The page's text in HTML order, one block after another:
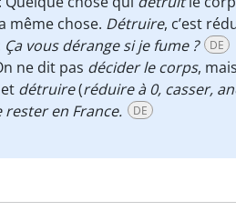
même chose. Détruire, c’est
Ça vous dérange si je fume ? DE
ne dit pas décider le corps, mais
détruire(réduire à 0, casser,
rester en France.
DE